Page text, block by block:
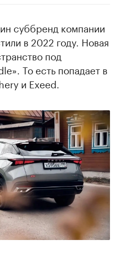
суббренд компании
в 2022 году. Новая
под
То есть попадает в
и Exeed.